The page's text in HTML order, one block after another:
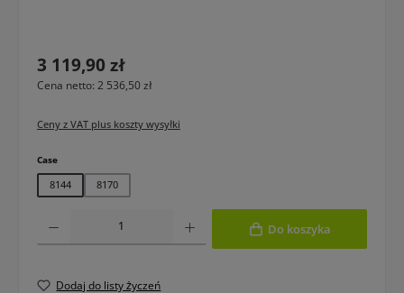
Cena regularna:
3 119,90 zł
Cena netto: 2 536,50 zł
Ceny z VAT plus koszty wysyłki
Wybierz
Case
8144 8170
Do koszyka
Dodaj do listy życzeń